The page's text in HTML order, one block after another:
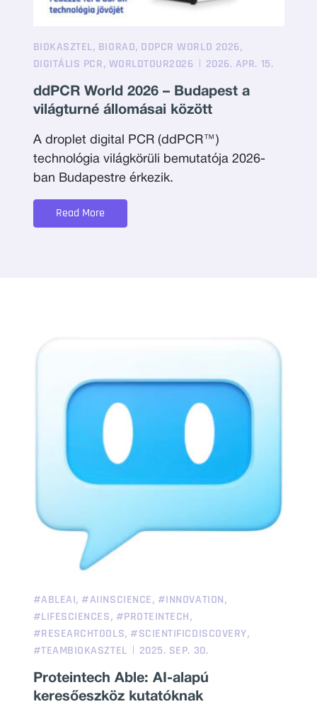
BIOKASZTEL, BIORAD, DDPCR WORLD 2026,
DIGITÁLIS PCR, WORLDTOUR2026 2026. APR. 15.
ddPCR World 2026 – Budapest a
világturné állomásai között
A droplet digital PCR (ddPCR™)
technológia világkörüli bemutatója 2026-
ban Budapestre érkezik.
Read More
#ABLEAI, #AIINSCIENCE, #INNOVATION,
#LIFESCIENCES, #PROTEINTECH,
#RESEARCHTOOLS, #SCIENTIFICDISCOVERY,
#TEAMBIOKASZTEL 2025. SEP. 30.
Proteintech Able: AI-alapú
keresőeszköz kutatóknak